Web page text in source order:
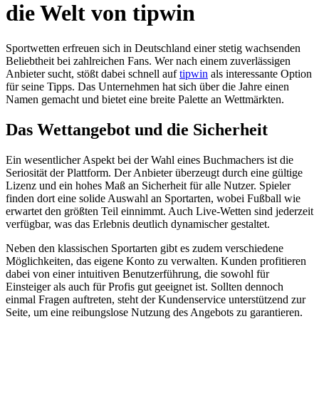
die Welt von tipwin
Sportwetten erfreuen sich in Deutschland einer stetig wachsenden
Beliebtheit bei zahlreichen Fans. Wer nach einem zuverlässigen
Anbieter sucht, stößt dabei schnell auftipwin als interessante Option
für seine Tipps. Das Unternehmen hat sich über die Jahre einen
Namen gemacht und bietet eine breite Palette an Wettmärkten.
Das Wettangebot und die Sicherheit
Ein wesentlicher Aspekt bei der Wahl eines Buchmachers ist die
Seriosität der Plattform. Der Anbieter überzeugt durch eine gültige
Lizenz und ein hohes Maß an Sicherheit für alle Nutzer. Spieler
finden dort eine solide Auswahl an Sportarten, wobei Fußball wie
erwartet den größten Teil einnimmt. Auch Live-Wetten sind jederzeit
verfügbar, was das Erlebnis deutlich dynamischer gestaltet.
Neben den klassischen Sportarten gibt es zudem verschiedene
Möglichkeiten, das eigene Konto zu verwalten. Kunden profitieren
dabei von einer intuitiven Benutzerführung, die sowohl für
Einsteiger als auch für Profis gut geeignet ist. Sollten dennoch
einmal Fragen auftreten, steht der Kundenservice unterstützend zur
Seite, um eine reibungslose Nutzung des Angebots zu garantieren.